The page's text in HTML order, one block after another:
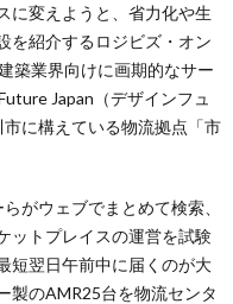
に変えようと、省力化や生
を紹介するロジビズ・オン
築業界向けに画期的なサー
Japan（デザインフュ
に構えている物流拠点「市
がウェブでまとめて検索、
ットプレイスの運営を試験
短翌日午前中に届くのが大
製のAMR25台を物流センタ